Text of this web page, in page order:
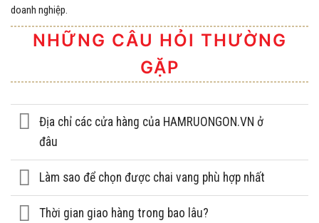
doanh nghiệp.
NHỮNG CÂU HỎI THƯỜNG
GẶP
Địa chỉ các cửa hàng của HAMRUONGON.VN ở
đâu
Làm sao để chọn được chai vang phù hợp nhất
Thời gian giao hàng trong bao lâu?